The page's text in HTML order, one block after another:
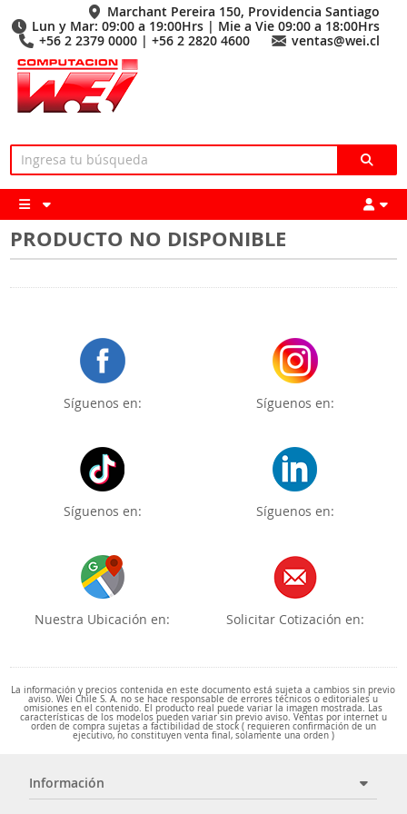
Marchant Pereira 150, Providencia Santiago
Lun y Mar: 09:00 a 19:00Hrs | Mie a Vie 09:00 a 18:00Hrs
+56 2 2379 0000 | +56 2 2820 4600
ventas@wei.cl
PRODUCTO NO DISPONIBLE
Síguenos en: Síguenos en:
Síguenos en: Síguenos en:
Nuestra Ubicación en: Solicitar Cotización en:
La información y precios contenida en este documento está sujeta a cambios sin previo
aviso. Wei Chile S. A. no se hace responsable de errores técnicos o editoriales u
omisiones en el contenido. El producto real puede variar la imagen mostrada. Las
características de los modelos pueden variar sin previo aviso. Ventas por internet u
orden de compra sujetas a factibilidad de stock ( requieren confirmación de un
ejecutivo, no constituyen venta final, solamente una orden )
Información